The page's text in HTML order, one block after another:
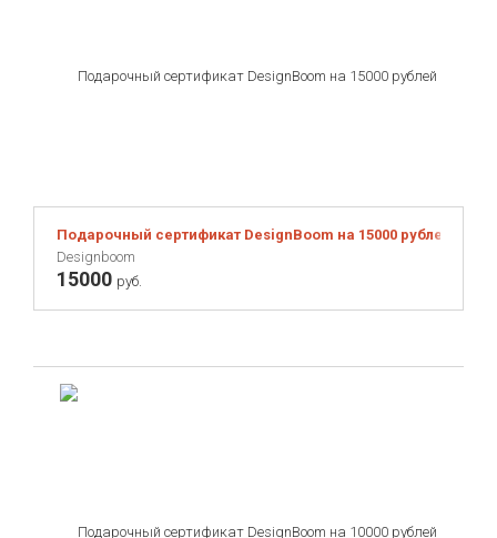
Подарочный сертификат DesignBoom на 15000 рублей
Designboom
15000 руб.